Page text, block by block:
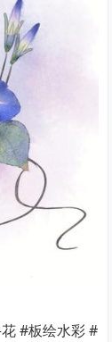
#板绘水彩 #